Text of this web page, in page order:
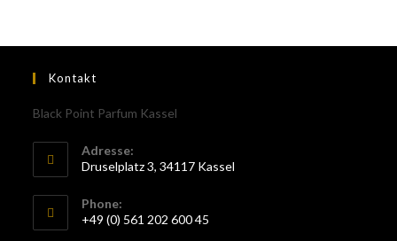
Kontakt
Black Point Parfum Kassel
Adresse:
Druselplatz 3, 34117 Kassel
Phone:
+49 (0) 561 202 600 45